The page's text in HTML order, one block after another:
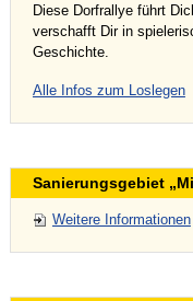
Diese Dorfrallye führt
verschafft Dir in
Geschichte.
Alle Infos zum Loslegen
Sanierungsgebiet
Weitere Informationen